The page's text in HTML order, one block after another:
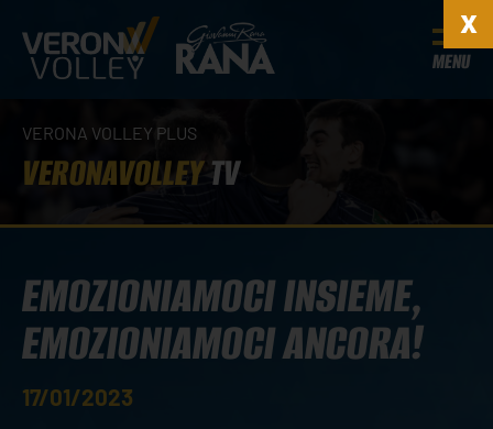
MENU
VERONA VOLLEY PLUS
VERONAVOLLEYTV
EMOZIONIAMOCI INSIEME,
EMOZIONIAMOCI ANCORA!
17/01/2023